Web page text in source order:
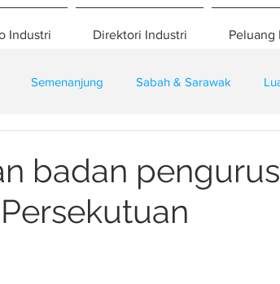
Industri Direktori Industri Peluang
Semenanjung Sabah & Sarawak
badan